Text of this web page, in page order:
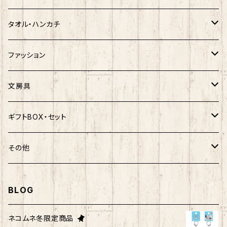
ハンギョドン
ぐでたま
ポムポムプリン
ポチャッコ
ばつ丸
マイメロディ
けろっぴ
タキシードサム
ホヤぼーや
ご当地ベア
スヌーピー
赤べこ・ガラガラべこ
マッチョシリーズ
もちシリーズ
旅するマメしば
楽天ゴールデンイーグルス×ネコムネandシバ
楽天ゴールデンイーグルス×おえかきさん
楽天ゴールデンイーグルス×ご当地ベア
ネコムネandシバ×鳥獣戯画
楽天ゴールデンイーグルス×もちシリーズ
サンリオ×ご当地ベア
ご当地ベア
秋田犬
しばっころ
わさお
むすび丸
ホヤぼーや
キティ
その他
ご当地ベア
秋田犬
しばっころ
わさお
むすび丸
ネコムネandシバ
ポプテピピック
ホヤぼーや
スヌーピー
秋田犬
わさお
むすび丸
ネコムネ
タオル・ハンカチ
ホヤぼーや
秋田犬
キティ
むすび丸
ミニオン
わさお
ファッション
Tシャツ
ネクタイ
靴下
ルームシューズ
パーカー・トレーナー
文房具
ボールペン
マグネット
クリアファイル
ステッカー
ギフトBOX・セット
福袋
その他
トートバック
その他雑貨
BLOG
ネコムネ冬限定商品